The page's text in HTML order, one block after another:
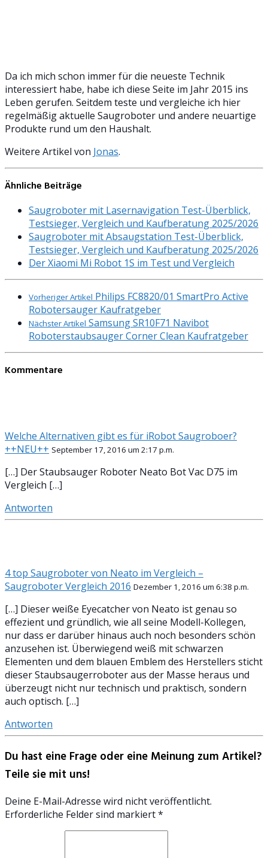
Da ich mich schon immer für die neueste Technik
interessiert habe, habe ich diese Seite im Jahr 2015 ins
Leben gerufen. Seitdem teste und vergleiche ich hier
regelmäßig aktuelle Saugroboter und andere neuartige
Produkte rund um den Haushalt.
Weitere Artikel von Jonas.
Ähnliche Beiträge
Saugroboter mit Lasernavigation Test-Überblick,
Testsieger, Vergleich und Kaufberatung 2025/2026
Saugroboter mit Absaugstation Test-Überblick,
Testsieger, Vergleich und Kaufberatung 2025/2026
Der Xiaomi Mi Robot 1S im Test und Vergleich
Vorheriger Artikel Philips FC8820/01 SmartPro Active
Robotersauger Kaufratgeber
Nächster Artikel Samsung SR10F71 Navibot
Roboterstaubsauger Corner Clean Kaufratgeber
Kommentare
Welche Alternativen gibt es für iRobot Saugroboer?
++NEU++ September 17, 2016 um 2:17 p.m.
[…] Der Staubsauger Roboter Neato Bot Vac D75 im
Vergleich […]
Antworten
4 top Saugroboter von Neato im Vergleich –
Saugroboter Vergleich 2016 Dezember 1, 2016 um 6:38 p.m.
[…] Dieser weiße Eyecatcher von Neato ist genau so
effezient und gründlich, wie all seine Modell-Kollegen,
nur dass er darüber hinaus auch noch besonders schön
anzusehen ist. Überwiegend weiß mit schwarzen
Elementen und dem blauen Emblem des Herstellers sticht
dieser Staubsaugerroboter aus der Masse heraus und
überzeugt nicht nur technisch und praktisch, sondern
auch optisch. […]
Antworten
Du hast eine Frage oder eine Meinung zum Artikel?
Teile sie mit uns!
Deine E-Mail-Adresse wird nicht veröffentlicht.
Erforderliche Felder sind markiert *